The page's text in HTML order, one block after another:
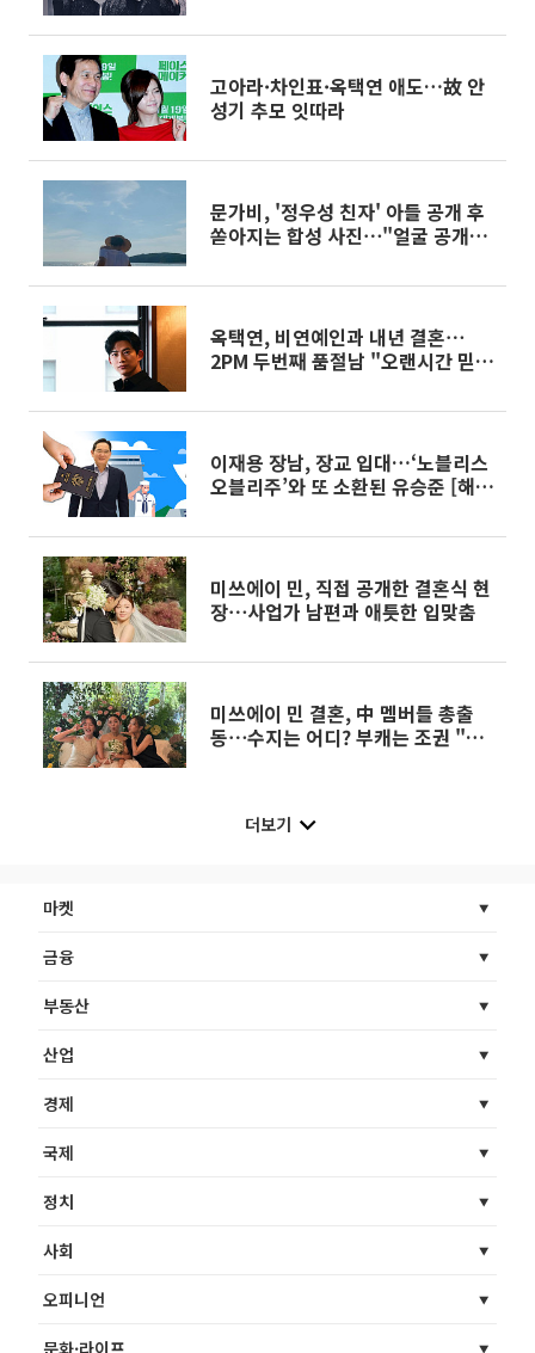
고아라·차인표·옥택연 애도…故 안
성기 추모 잇따라
문가비, '정우성 친자' 아들 공개 후
쏟아지는 합성 사진⋯"얼굴 공개한
옥택연, 비연예인과 내년 결혼⋯
2PM 두번째 품절남 "오랜시간 믿어
이재용 장남, 장교 입대…‘노블리스
오블리주’와 또 소환된 유승준 [해시
미쓰에이 민, 직접 공개한 결혼식 현
장⋯사업가 남편과 애틋한 입맞춤
미쓰에이 민 결혼, 中 멤버들 총출
동⋯수지는 어디? 부캐는 조권 "꽃
더보기
마켓
금융
부동산
산업
경제
국제
정치
사회
오피니언
문화·라이프